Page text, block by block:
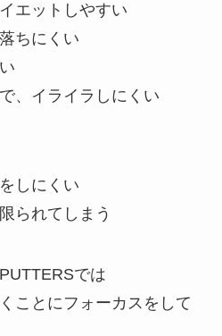
エットしやすい
ちにくい
、イライラしにくい
しにくい
られてしまう
では
ことにフォーカスをして